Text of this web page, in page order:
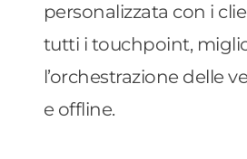
personalizzata con i
tutti i touchpoint,
l’orchestrazione delle
e offline.